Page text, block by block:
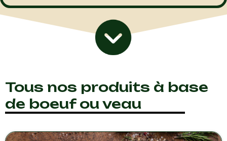
Tous nos produits à base
de boeuf ou veau